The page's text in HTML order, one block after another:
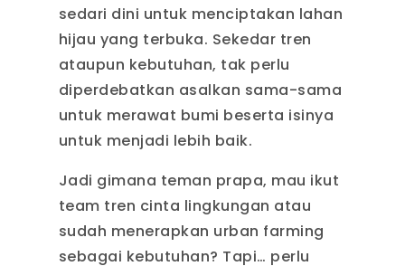
sedari dini untuk menciptakan lahan
hijau yang terbuka. Sekedar tren
ataupun kebutuhan, tak perlu
diperdebatkan asalkan sama-sama
untuk merawat bumi beserta isinya
untuk menjadi lebih baik.
Jadi gimana teman prapa, mau ikut
team tren cinta lingkungan atau
sudah menerapkan urban farming
sebagai kebutuhan? Tapi… perlu